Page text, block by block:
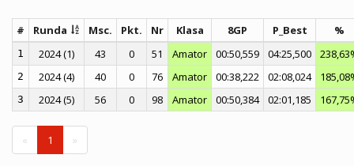
# Runda Msc. Pkt. Nr Klasa 8GP P_Best %
1 2024 (1) 43 0 51 Amator 00:50,559 04:25,500
2 2024 (4) 40 0 76 Amator 00:38,222 02:08,024
3 2024 (5) 56 0 98 Amator 00:50,384 02:01,185
« 1 »